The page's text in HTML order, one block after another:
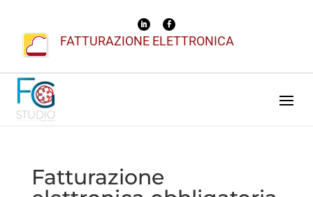
FATTURAZIONE ELETTRONICA
Fatturazione